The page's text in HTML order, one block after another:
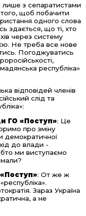
лише з сепаратистами
щоб побачити
одного слова
здається, що ті, хто
через систему
Не треба все нове
Погоджуватись
республіка»
відповідей членів
слід та
ГО «Поступ»: Це
про зміну
демократичної
до влади -
ми виступаємо
: От же ж
Зараз Україна
а не